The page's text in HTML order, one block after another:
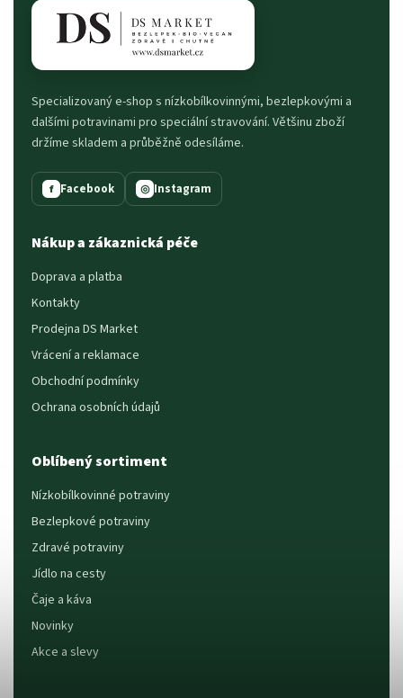
Specializovaný e-shop s nízkobílkovinnými, bezlepkovými a
dalšími potravinami pro speciální stravování. Většinu zboží
držíme skladem a průběžně odesíláme.
f Facebook ◎ Instagram
Nákup a zákaznická péče
Doprava a platba
Kontakty
Prodejna DS Market
Vrácení a reklamace
Obchodní podmínky
Ochrana osobních údajů
Oblíbený sortiment
Nízkobílkovinné potraviny
Bezlepkové potraviny
Zdravé potraviny
Jídlo na cesty
Čaje a káva
Novinky
Akce a slevy